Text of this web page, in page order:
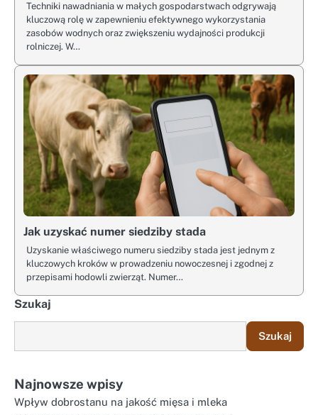
Techniki nawadniania w małych gospodarstwach odgrywają
kluczową rolę w zapewnieniu efektywnego wykorzystania
zasobów wodnych oraz zwiększeniu wydajności produkcji
rolniczej. W…
Jak uzyskać numer siedziby stada
Uzyskanie właściwego numeru siedziby stada jest jednym z
kluczowych kroków w prowadzeniu nowoczesnej i zgodnej z
przepisami hodowli zwierząt. Numer…
Szukaj
Szukaj
Najnowsze wpisy
Wpływ dobrostanu na jakość mięsa i mleka